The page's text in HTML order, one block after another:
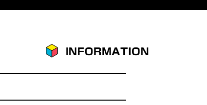
INFORMATION